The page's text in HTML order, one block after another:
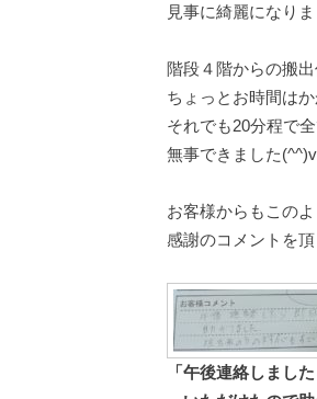
見事に綺麗になり
階段４階からの搬
ちょっとお時間は
それでも20分程で
無事できました
お客様からもこの
感謝のコメントを頂
「午後連絡しまし